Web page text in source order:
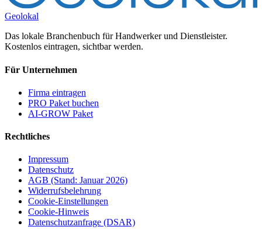
Geolokal
Das lokale Branchenbuch für Handwerker und Dienstleister.
Kostenlos eintragen, sichtbar werden.
Für Unternehmen
Firma eintragen
PRO Paket buchen
AI-GROW Paket
Rechtliches
Impressum
Datenschutz
AGB (Stand: Januar 2026)
Widerrufsbelehrung
Cookie-Einstellungen
Cookie-Hinweis
Datenschutzanfrage (DSAR)